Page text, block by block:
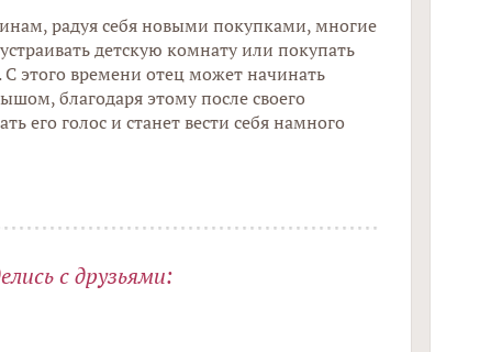
радуя себя новыми покупками, многие
детскую комнату или покупать
этого времени отец может начинать
благодаря этому после своего
его голос и станет вести себя намного
с друзьями: